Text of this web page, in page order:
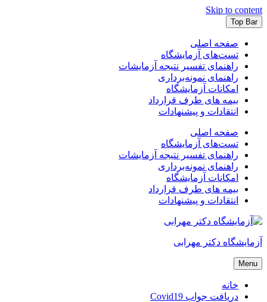
Skip to content
Top Bar
صفحه اصلی
تست‌های آزمایشگاه
راهنمای تفسیر نتیجه آزمایشات
راهنمای نمونه‌برداری
امکانات آزمایشگاه
بیمه های طرف قرارداد
انتقادات و پیشنهادات
صفحه اصلی
تست‌های آزمایشگاه
راهنمای تفسیر نتیجه آزمایشات
راهنمای نمونه‌برداری
امکانات آزمایشگاه
بیمه های طرف قرارداد
انتقادات و پیشنهادات
آزمایشگاه دکتر مهرابی
Menu
خانه
دریافت جواب Covid19